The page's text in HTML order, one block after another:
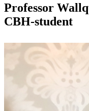
Professor
CBH-student